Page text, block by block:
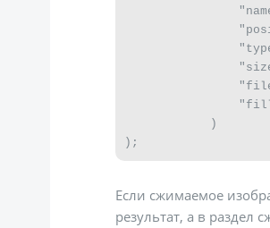
            )
);
Если сжимаемое
результат, а в раздел